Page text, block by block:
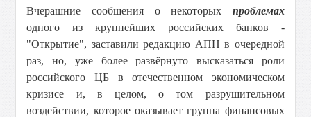
Вчерашние сообщения о некоторых проблемах
одного из крупнейших российских банков -
"Открытие", заставили редакцию АПН в очередной
раз, но, уже более развёрнуто высказаться роли
российского ЦБ в отечественном экономическом
кризисе и, в целом, о том разрушительном
воздействии, которое оказывает группа финансовых